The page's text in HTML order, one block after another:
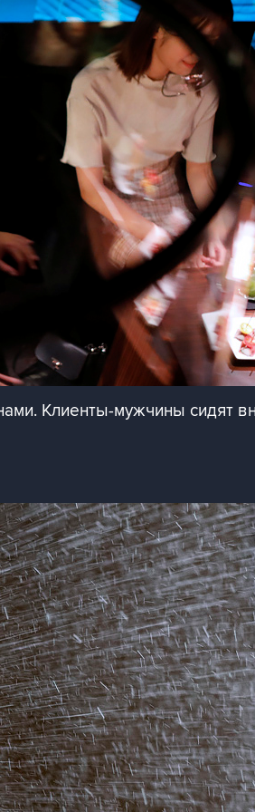
Клиенты-мужчины сидят